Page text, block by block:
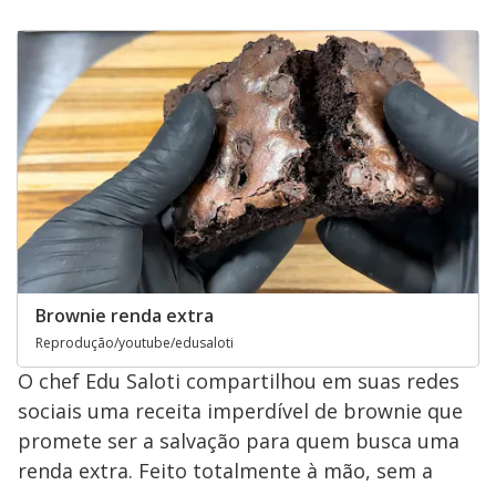
Brownie renda extra
Reprodução/youtube/edusaloti
O chef Edu Saloti compartilhou em suas redes
sociais uma receita imperdível de brownie que
promete ser a salvação para quem busca uma
renda extra. Feito totalmente à mão, sem a